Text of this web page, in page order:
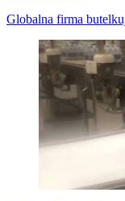
Globalna firma